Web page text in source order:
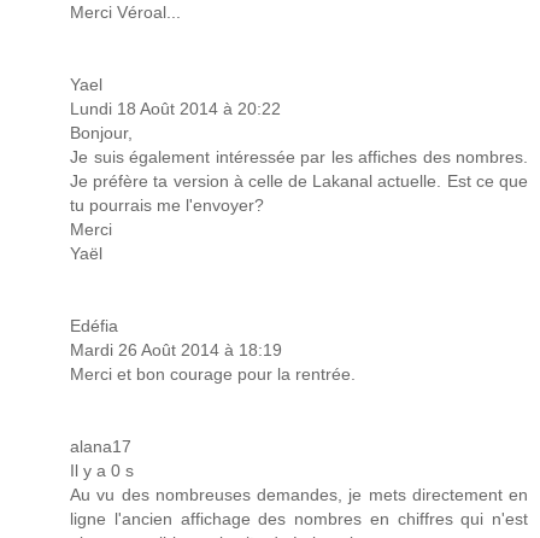
Merci Véroal...
Yael
Lundi 18 Août 2014 à 20:22
Bonjour,
Je suis également intéressée par les affiches des nombres.
Je préfère ta version à celle de Lakanal actuelle. Est ce que
tu pourrais me l'envoyer?
Merci
Yaël
Edéfia
Mardi 26 Août 2014 à 18:19
Merci et bon courage pour la rentrée.
alana17
Il y a 0 s
Au vu des nombreuses demandes, je mets directement en
ligne l'ancien affichage des nombres en chiffres qui n'est